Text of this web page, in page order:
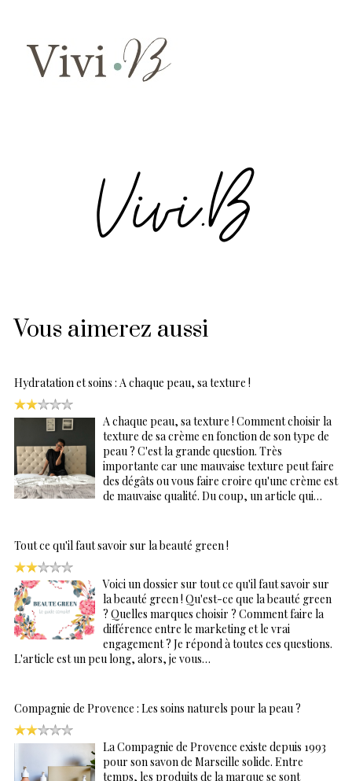
Vous aimerez aussi
Hydratation et soins : A chaque peau, sa texture !
A chaque peau, sa texture ! Comment choisir la
texture de sa crème en fonction de son type de
peau ? C'est la grande question. Très
importante car une mauvaise texture peut faire
des dégâts ou vous faire croire qu'une crème est
de mauvaise qualité. Du coup, un article qui…
Tout ce qu'il faut savoir sur la beauté green !
Voici un dossier sur tout ce qu'il faut savoir sur
la beauté green ! Qu'est-ce que la beauté green
? Quelles marques choisir ? Comment faire la
différence entre le marketing et le vrai
engagement ? Je répond à toutes ces questions.
L'article est un peu long, alors, je vous…
Compagnie de Provence : Les soins naturels pour la peau ?
La Compagnie de Provence existe depuis 1993
pour son savon de Marseille solide. Entre
temps, les produits de la marque se sont